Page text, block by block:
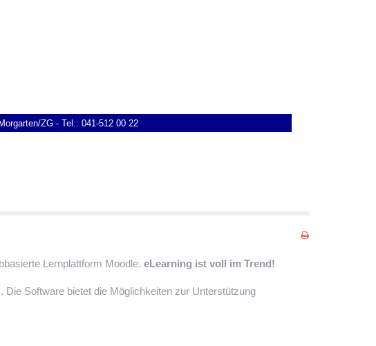
ZG - Tel.: 041-512 00 22
Lernplattform Moodle. eLearning ist voll im Trend!
Software bietet die Möglichkeiten zur Unterstützung